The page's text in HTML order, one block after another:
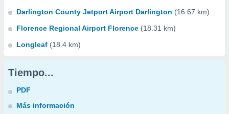
Darlington County Jetport Airport Darlington (16.67 km)
Florence Regional Airport Florence (18.31 km)
Longleaf (18.4 km)
Tiempo...
PDF
Más información